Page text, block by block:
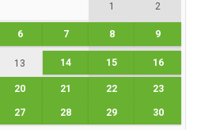
1 2
6 7 8 9
13 14 15 16
20 21 22 23
27 28 29 30